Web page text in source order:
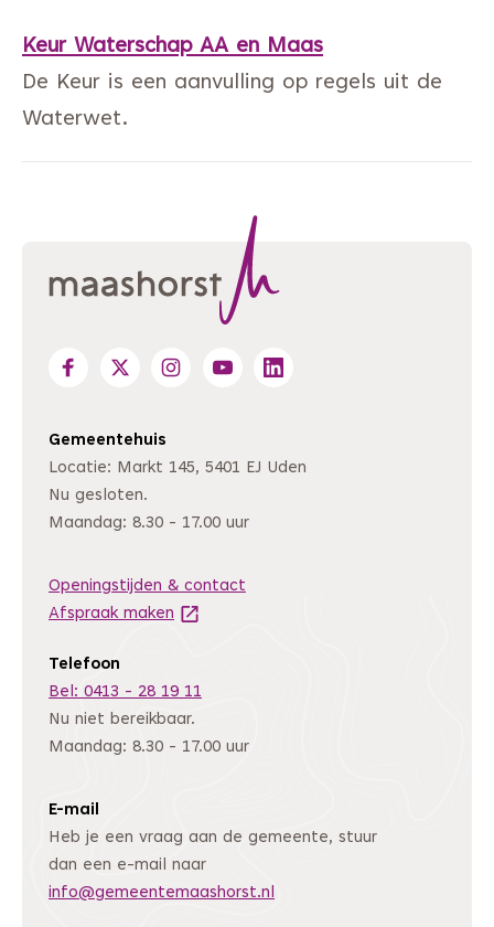
Keur Waterschap AA en Maas
De Keur is een aanvulling op regels uit de
Waterwet.
Gemeentehuis
Locatie: Markt 145, 5401 EJ Uden
Nu gesloten.
Maandag: 8.30 - 17.00 uur
Openingstijden & contact
Afspraak maken (Deze link gaat naar een andere
Telefoon
Bel: 0413 - 28 19 11
Nu niet bereikbaar.
Maandag: 8.30 - 17.00 uur
E-mail
Heb je een vraag aan de gemeente, stuur
dan een e-mail naar
info@gemeentemaashorst.nl